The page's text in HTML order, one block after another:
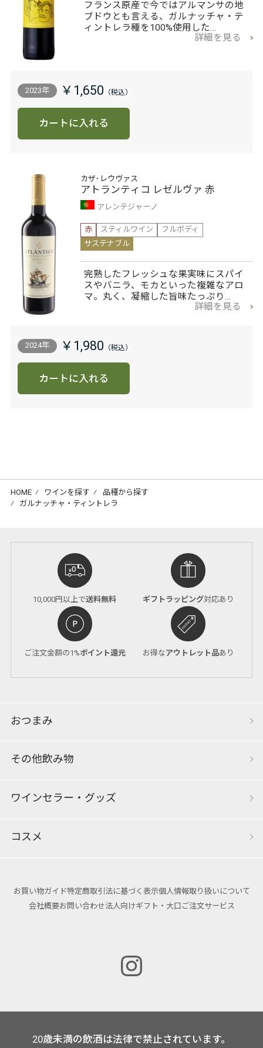
フランス原産で今ではアルマンサの地
ブドウとも言える、ガルナッチャ・テ
ィントレラ種を100%使用した…
詳細を見る
2023年 ￥1,650
カートに入れる
カザ･レウヴァス
アトランティコ レゼルヴァ 赤
アレンテジャーノ
赤
スティルワイン
フルボディ
サステナブル
完熟したフレッシュな果実味にスパイ
スやバニラ、モカといった複雑なアロ
マ。丸く、凝縮した旨味たっぷり…
詳細を見る
2024年 ￥1,980
カートに入れる
HOME ⁄ ワインを探す ⁄ 品種から探す
⁄ ガルナッチャ・ティントレラ
10,000円以上で送料無料 ギフトラッピング対応あり
ご注文金額の1%ポイント還元 お得なアウトレット品あり
おつまみ
その他飲み物
ワインセラー・グッズ
コスメ
お買い物ガイド特定商取引法に基づく表示個人情報取り扱いについて
会社概要お問い合わせ法人向けギフト・大口ご注文サービス
20歳未満の飲酒は法律で禁止されています。